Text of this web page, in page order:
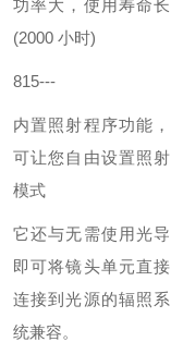
功率大，使用寿命长
(2000 小时)
815---
内置照射程序功能，
可让您自由设置照射
模式
它还与无需使用光导
即可将镜头单元直接
连接到光源的辐照系
统兼容。